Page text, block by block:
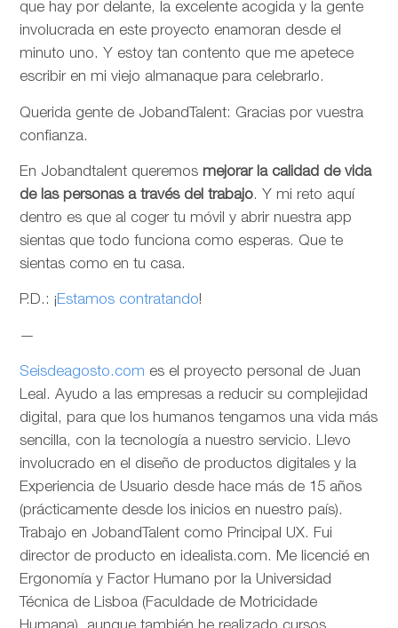
que hay por delante, la excelente acogida y la gente
involucrada en este proyecto enamoran desde el
minuto uno. Y estoy tan contento que me apetece
escribir en mi viejo almanaque para celebrarlo.
Querida gente de JobandTalent: Gracias por vuestra
confianza.
En Jobandtalent queremos mejorar la calidad de vida
de las personas a través del trabajo. Y mi reto aquí
dentro es que al coger tu móvil y abrir nuestra app
sientas que todo funciona como esperas. Que te
sientas como en tu casa.
P.D.: ¡Estamos contratando!
—
Seisdeagosto.com es el proyecto personal de Juan
Leal. Ayudo a las empresas a reducir su complejidad
digital, para que los humanos tengamos una vida más
sencilla, con la tecnología a nuestro servicio. Llevo
involucrado en el diseño de productos digitales y la
Experiencia de Usuario desde hace más de 15 años
(prácticamente desde los inicios en nuestro país).
Trabajo en JobandTalent como Principal UX. Fui
director de producto en idealista.com. Me licencié en
Ergonomía y Factor Humano por la Universidad
Técnica de Lisboa (Faculdade de Motricidade